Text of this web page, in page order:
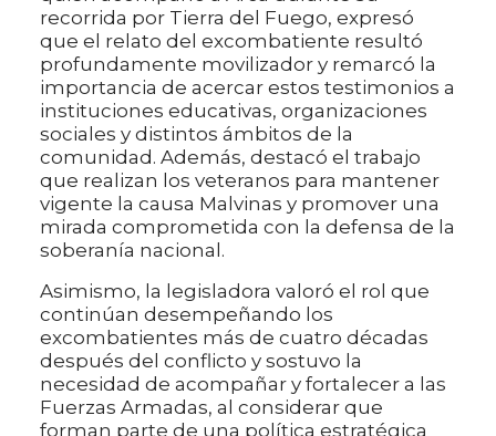
recorrida por Tierra del Fuego, expresó
que el relato del excombatiente resultó
profundamente movilizador y remarcó la
importancia de acercar estos testimonios a
instituciones educativas, organizaciones
sociales y distintos ámbitos de la
comunidad. Además, destacó el trabajo
que realizan los veteranos para mantener
vigente la causa Malvinas y promover una
mirada comprometida con la defensa de la
soberanía nacional.
Asimismo, la legisladora valoró el rol que
continúan desempeñando los
excombatientes más de cuatro décadas
después del conflicto y sostuvo la
necesidad de acompañar y fortalecer a las
Fuerzas Armadas, al considerar que
forman parte de una política estratégica